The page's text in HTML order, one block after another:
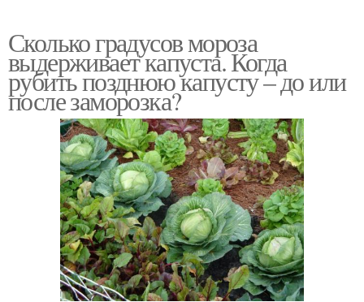
Сколько градусов мороза
выдерживает капуста. Когда
рубить позднюю капусту – до или
после заморозка?